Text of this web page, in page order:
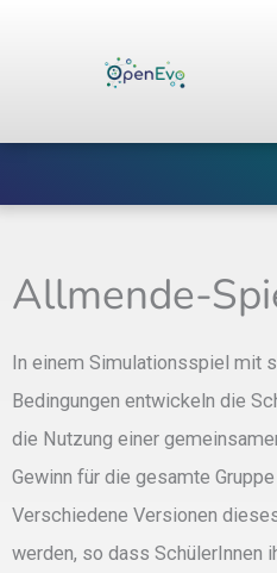
Allmende-
In einem Simulationsspiel mit
Bedingungen entwickeln die
die Nutzung einer
Gewinn für die gesamte
Verschiedene Versionen
werden, so dass SchülerInnen